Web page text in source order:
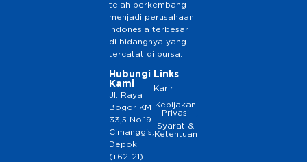
telah berkembang
menjadi perusahaan
Indonesia terbesar
di bidangnya yang
tercatat di bursa.
Hubungi
Kami
Jl. Raya
Bogor KM
33,5 No.19
Cimanggis,
Depok
(+62-21)
Links
Karir
Kebijakan
Privasi
Syarat &
Ketentuan